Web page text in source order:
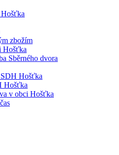
zbožím
Hošťka
Sběrného dvora
Hošťka
Hošťka
v obci Hošťka